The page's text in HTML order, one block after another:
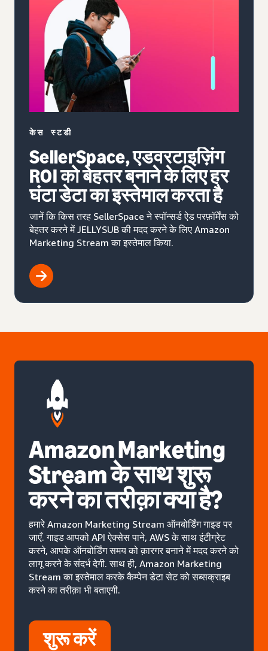
केस स्टडी
SellerSpace, एडवरटाइज़िंग
ROI को बेहतर बनाने के लिए हर
घंटा डेटा का इस्तेमाल करता है
जानें कि किस तरह SellerSpace ने स्पॉन्सर्ड ऐड परफ़ॉर्मेंस को
बेहतर करने में JELLYSUB की मदद करने के लिए Amazon
Marketing Stream का इस्तेमाल किया.
Amazon Marketing
Stream के साथ शुरू
करने का तरीक़ा क्या है?
हमारे Amazon Marketing Stream ऑनबोर्डिंग गाइड पर
जाएँ. गाइड आपको API ऐक्सेस पाने, AWS के साथ इंटीग्रेट
करने, आपके ऑनबोर्डिंग समय को क़ारगर बनाने में मदद करने को
लागू करने के संदर्भ देगी. साथ ही, Amazon Marketing
Stream का इस्तेमाल करके कैम्पेन डेटा सेट को सब्सक्राइब
करने का तरीक़ा भी बताएगी.
शुरू करें